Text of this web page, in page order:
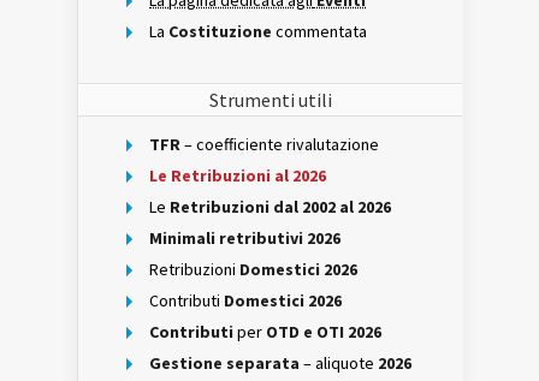
La Costituzione commentata
Strumenti utili
TFR– coefficiente rivalutazione
Le Retribuzioni al 2026
Le Retribuzioni dal 2002 al 2026
Minimali retributivi 2026
Retribuzioni Domestici 2026
Contributi Domestici 2026
Contributi per OTD e OTI 2026
Gestione separata – aliquote 2026